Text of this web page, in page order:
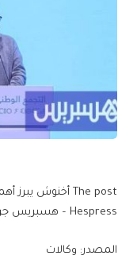
Hespress – هسبريس جريدة إلكترونية مغربية.
المصدر: وكالات